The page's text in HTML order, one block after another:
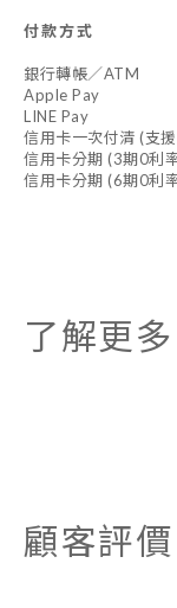
付款方式
銀行轉帳／ATM
Apple Pay
LINE Pay
信用卡一次付清 (支
信用卡分期 (3期0利
信用卡分期 (6期0利
了解更多
顧客評價